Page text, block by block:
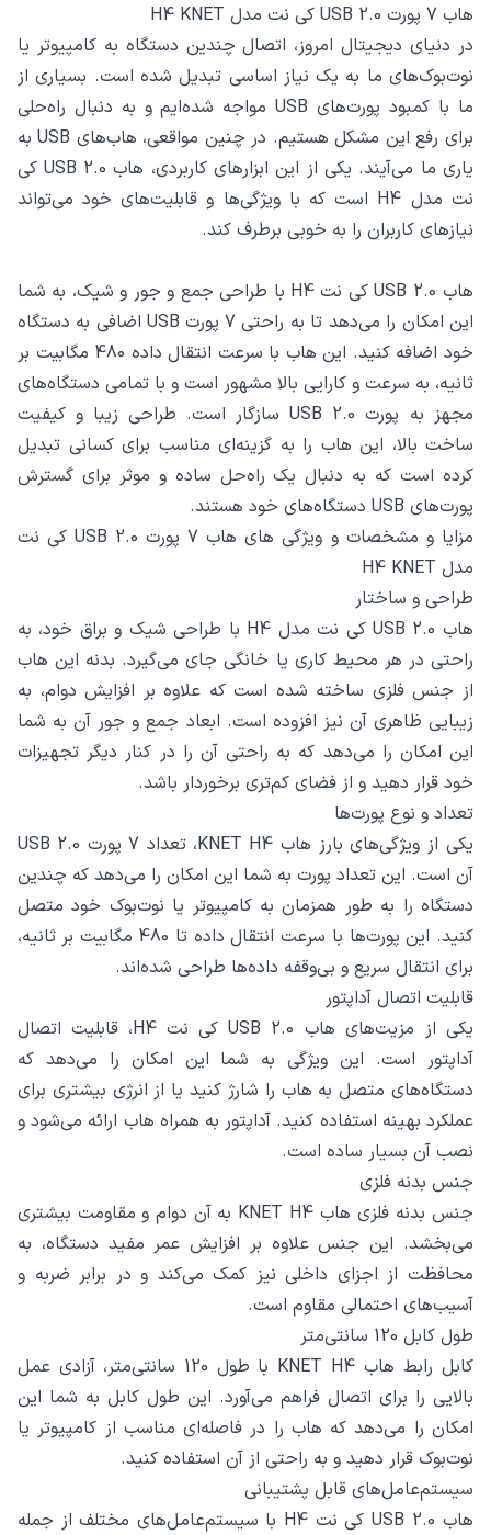
هاب 7 پورت USB 2.0 کی نت مدل H4 KNET
در دنیای دیجیتال امروز، اتصال چندین دستگاه به کامپیوتر یا
نوت‌بوک‌های ما به یک نیاز اساسی تبدیل شده است. بسیاری از
ما با کمبود پورت‌های USB مواجه شده‌ایم و به دنبال راه‌حلی
برای رفع این مشکل هستیم. در چنین مواقعی، هاب‌های USB به
یاری ما می‌آیند. یکی از این ابزارهای کاربردی، هاب USB 2.0 کی
نت مدل H4 است که با ویژگی‌ها و قابلیت‌های خود می‌تواند
نیازهای کاربران را به خوبی برطرف کند.
هاب USB 2.0 کی نت H4 با طراحی جمع و جور و شیک، به شما
این امکان را می‌دهد تا به راحتی 7 پورت USB اضافی به دستگاه
خود اضافه کنید. این هاب با سرعت انتقال داده 480 مگابیت بر
ثانیه، به سرعت و کارایی بالا مشهور است و با تمامی دستگاه‌های
مجهز به پورت USB 2.0 سازگار است. طراحی زیبا و کیفیت
ساخت بالا، این هاب را به گزینه‌ای مناسب برای کسانی تبدیل
کرده است که به دنبال یک راه‌حل ساده و موثر برای گسترش
پورت‌های USB دستگاه‌های خود هستند.
مزایا و مشخصات و ویژگی های هاب 7 پورت USB 2.0 کی نت
مدل H4 KNET
طراحی و ساختار
هاب USB 2.0 کی نت مدل H4 با طراحی شیک و براق خود، به
راحتی در هر محیط کاری یا خانگی جای می‌گیرد. بدنه این هاب
از جنس فلزی ساخته شده است که علاوه بر افزایش دوام، به
زیبایی ظاهری آن نیز افزوده است. ابعاد جمع و جور آن به شما
این امکان را می‌دهد که به راحتی آن را در کنار دیگر تجهیزات
خود قرار دهید و از فضای کم‌تری برخوردار باشد.
تعداد و نوع پورت‌ها
یکی از ویژگی‌های بارز هاب KNET H4، تعداد 7 پورت USB 2.0
آن است. این تعداد پورت به شما این امکان را می‌دهد که چندین
دستگاه را به طور همزمان به کامپیوتر یا نوت‌بوک خود متصل
کنید. این پورت‌ها با سرعت انتقال داده تا 480 مگابیت بر ثانیه،
برای انتقال سریع و بی‌وقفه داده‌ها طراحی شده‌اند.
قابلیت اتصال آداپتور
یکی از مزیت‌های هاب USB 2.0 کی نت H4، قابلیت اتصال
آداپتور است. این ویژگی به شما این امکان را می‌دهد که
دستگاه‌های متصل به هاب را شارژ کنید یا از انرژی بیشتری برای
عملکرد بهینه استفاده کنید. آداپتور به همراه هاب ارائه می‌شود و
نصب آن بسیار ساده است.
جنس بدنه فلزی
جنس بدنه فلزی هاب KNET H4 به آن دوام و مقاومت بیشتری
می‌بخشد. این جنس علاوه بر افزایش عمر مفید دستگاه، به
محافظت از اجزای داخلی نیز کمک می‌کند و در برابر ضربه و
آسیب‌های احتمالی مقاوم است.
طول کابل 120 سانتی‌متر
کابل رابط هاب KNET H4 با طول 120 سانتی‌متر، آزادی عمل
بالایی را برای اتصال فراهم می‌آورد. این طول کابل به شما این
امکان را می‌دهد که هاب را در فاصله‌ای مناسب از کامپیوتر یا
نوت‌بوک قرار دهید و به راحتی از آن استفاده کنید.
سیستم‌عامل‌های قابل پشتیبانی
هاب USB 2.0 کی نت H4 با سیستم‌عامل‌های مختلف از جمله